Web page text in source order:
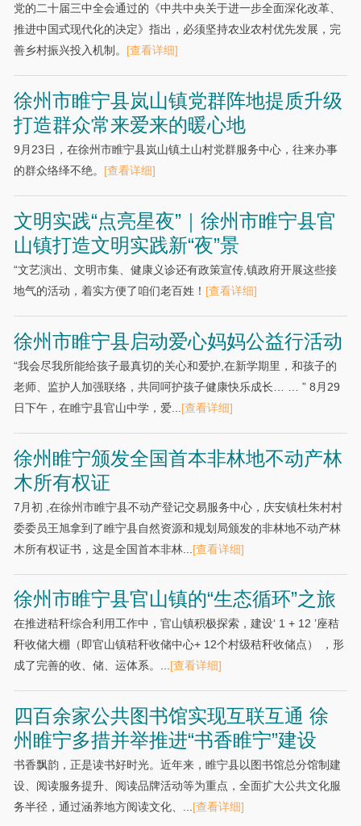
党的二十届三中全会通过的《中共中央关于进一步全面深化改革、
推进中国式现代化的决定》指出，必须坚持农业农村优先发展，完
善乡村振兴投入机制。 [查看详细]
徐州市睢宁县岚山镇党群阵地提质升级
打造群众常来爱来的暖心地
9月23日，在徐州市睢宁县岚山镇土山村党群服务中心，往来办事
的群众络绎不绝。 [查看详细]
文明实践“点亮星夜”｜徐州市睢宁县官
山镇打造文明实践新“夜”景
“文艺演出、文明市集、健康义诊还有政策宣传,镇政府开展这些接
地气的活动，着实方便了咱们老百姓！ [查看详细]
徐州市睢宁县启动爱心妈妈公益行活动
“我会尽我所能给孩子最真切的关心和爱护,在新学期里，和孩子的
老师、监护人加强联络，共同呵护孩子健康快乐成长… … ” 8月29
日下午，在睢宁县官山中学，爱... [查看详细]
徐州睢宁颁发全国首本非林地不动产林
木所有权证
7月初 ,在徐州市睢宁县不动产登记交易服务中心，庆安镇杜朱村村
委委员王旭拿到了睢宁县自然资源和规划局颁发的非林地不动产林
木所有权证书，这是全国首本非林... [查看详细]
徐州市睢宁县官山镇的“生态循环”之旅
在推进秸秆综合利用工作中，官山镇积极探索，建设‘ 1 + 12 ’座秸
秆收储大棚（即官山镇秸秆收储中心+ 12个村级秸秆收储点） ，形
成了完善的收、储、运体系。...[查看详细]
四百余家公共图书馆实现互联互通 徐
州睢宁多措并举推进“书香睢宁”建设
书香飘韵，正是读书好时光。近年来，睢宁县以图书馆总分馆制建
设、阅读服务提升、阅读品牌活动等为重点，全面扩大公共文化服
务半径，通过涵养地方阅读文化、...[查看详细]